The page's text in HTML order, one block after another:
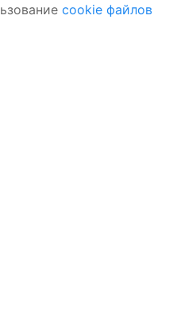
cookie файлов